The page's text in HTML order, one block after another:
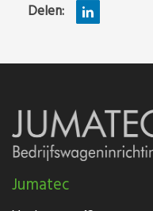
Delen:
Jumatec